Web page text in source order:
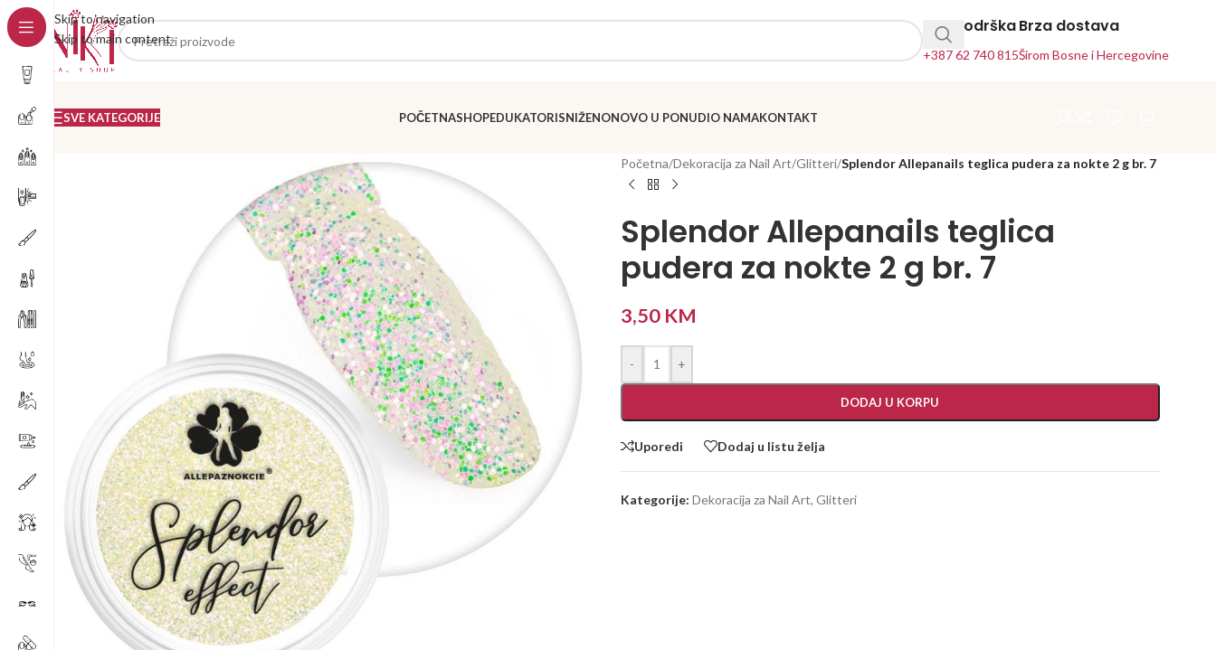
Skip to navigation
Skip to main content
24h Podrška
+387 62 740 815
Brza dostava
Širom Bosne i Hercegovine
SVE KATEGORIJE POČETNASHOPEDUKATORISNIŽENONOVO U PONUDIO NAMAKONTAKT
Početna/Dekoracija za Nail Art/Glitteri/Splendor Allepanails teglica pudera za nokte 2 g br. 7
Splendor Allepanails teglica
pudera za nokte 2 g br. 7
3,50 KM
- +
DODAJ U KORPU
Uporedi Dodaj u listu želja
Kategorije: Dekoracija za Nail Art, Glitteri